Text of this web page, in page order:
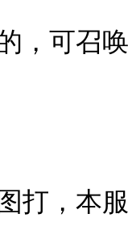
，可召
打，本